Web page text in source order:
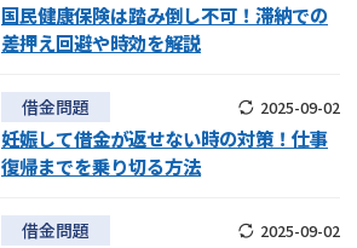
国民健康保険は踏み倒し不可！滞納での
差押え回避や時効を解説
借金問題 2025-09-02
妊娠して借金が返せない時の対策！仕事
復帰までを乗り切る方法
借金問題 2025-09-02